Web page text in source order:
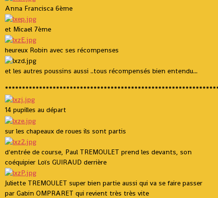
Anna Francisca 6ème
et Micael 7ème
heureux Robin avec ses récompenses
et les autres poussins aussi ..tous récompensés bien entendu...
14 pupilles au départ
sur les chapeaux de roues ils sont partis
d'entrée de course, Paul TREMOULET prend les devants, son
coéquipier Loïs GUIRAUD derrière
Juliette TREMOULET super bien partie aussi qui va se faire passer
par Gabin OMPRARET qui revient très très vite